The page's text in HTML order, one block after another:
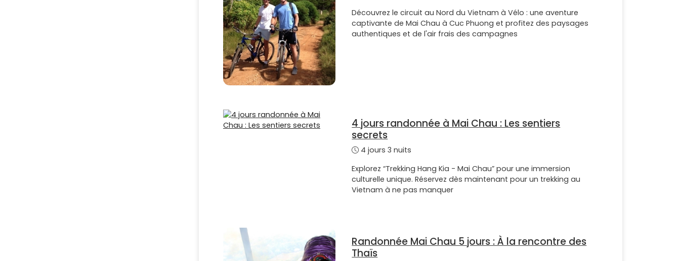
Découvrez le circuit au Nord du Vietnam à Vélo : une aventure
captivante de Mai Chau à Cuc Phuong et profitez des paysages
authentiques et de l'air frais des campagnes
4 jours randonnée à Mai Chau : Les sentiers
secrets
4 jours 3 nuits
Explorez “Trekking Hang Kia - Mai Chau” pour une immersion
culturelle unique. Réservez dès maintenant pour un trekking au
Vietnam à ne pas manquer
Randonnée Mai Chau 5 jours : À la rencontre des
Thaïs